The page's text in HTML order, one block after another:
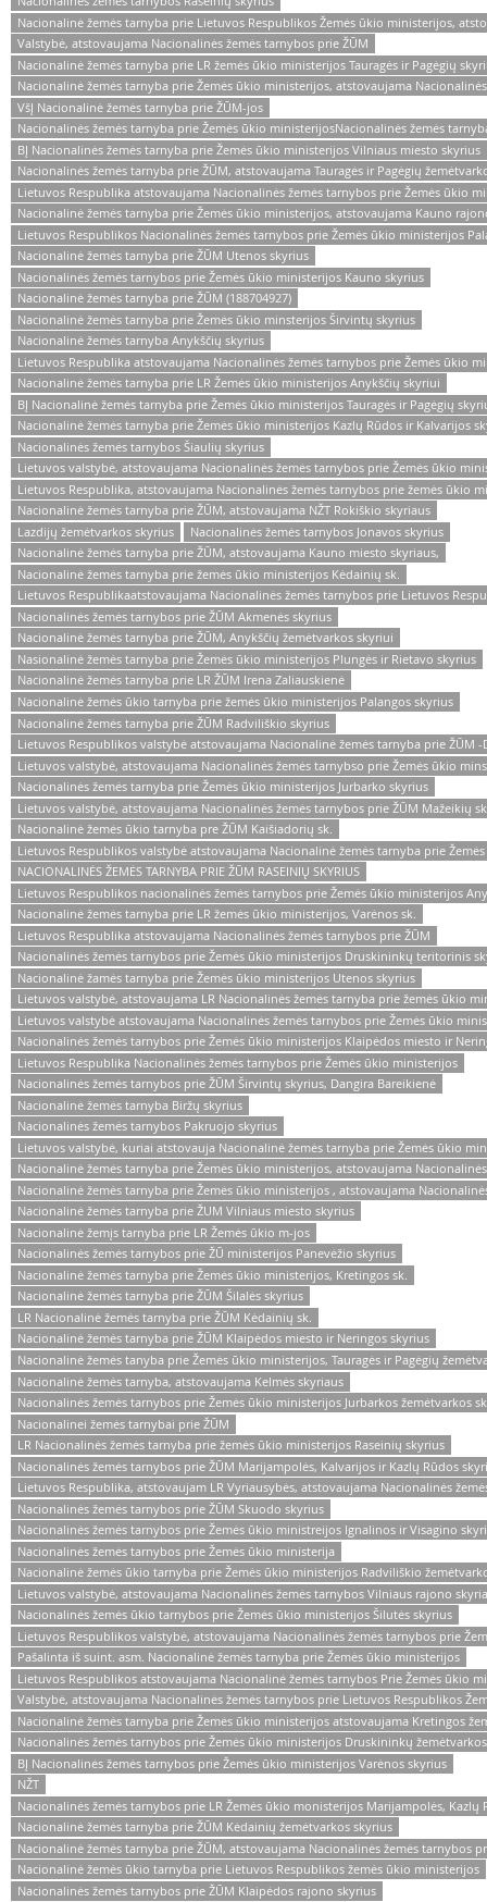
Nacionalinė žemės tarnyba prie Lietuvos Respublikos Žemės ūkio ministerijos,
Valstybė, atstovaujama Nacionalinės žemės tarnybos prie ŽŪM
Nacionalinė žemės tarnyba prie LR žemės ūkio ministerijos Tauragės ir Pagėgių
Nacionalinė žemės tarnyba prie Žemės ūkio ministerijos, atstovaujama
VšĮ Nacionalinė žemės tarnyba prie ŽŪM-jos
Nacionalinės žemės tarnyba prie Žemės ūkio ministerijosNacionalinės žemės
BĮ Nacionalinės žemės tarnyba prie Žemės ūkio ministerijos Vilniaus miesto skyrius
Nacionalinės žemės tarnyba prie ŽŪM, atstovaujama Tauragės ir Pagėgių
Lietuvos Respublika atstovaujama Nacionalinės žemės tarnybos prie Žemės ūkio
Nacionalinė žemės tarnyba prie Žemės ūkio ministerijos, atstovaujama Kauno
Lietuvos Respublikos Nacionalinės žemės tarnybos prie Žemės ūkio ministerijos
Nacionalinė žemės tarnyba prie ŽŪM Utenos skyrius
Nacionalinės žemės tarnybos prie Žemės ūkio ministerijos Kauno skyrius
Nacionalinė žemės tarnyba prie ŽŪM (188704927)
Nacionalinė žemės tarnyba prie Žemės ūkio minsterijos Širvintų skyrius
Nacionalinė žemės tarnyba Anykščių skyrius
Lietuvos Respublika atstovaujama Nacionalinės žemės tarnybos prie Žemės ūkio
Nacionalinė žemės tarnyba prie LR Žemės ūkio ministerijos Anykščių skyriui
BĮ Nacionalinė žemės tarnyba prie Žemės ūkio ministerijos Tauragės ir Pagėgių
Nacionalinė žemės tarnyba prie Žemės ūkio ministerijos Kazlų Rūdos ir Kalvarijos
Nacionalinės žemės tarnybos Šiaulių skyrius
Lietuvos valstybė, atstovaujama Nacionalinės žemės tarnybos prie Žemės ūkio
Lietuvos Respublika, atstovaujama Nacionalinės žemės tarnybos prie žemės ūkio
Nacionalinė žemės tarnyba prie ŽŪM, atstovaujama NŽT Rokiškio skyriaus
Lazdijų žemėtvarkos skyrius
Nacionalinės žemės tarnybos Jonavos skyrius
Nacionalinė žemės tarnyba prie ŽŪM, atstovaujama Kauno miesto skyriaus,
Nacionalinė žemės tarnyba prie žemės ūkio ministerijos Kėdainių sk.
Lietuvos Respublikaatstovaujama Nacionalinės žemės tarnybos prie Lietuvos
Nacionalinės žemės tarnybos prie ŽŪM Akmenės skyrius
Nacionalinė žemės tarnyba prie ŽŪM, Anykščių žemėtvarkos skyriui
Nasionalinė žemės tarnyba prie Žemės ūkio ministerijos Plungės ir Rietavo skyrius
Nacionalinė žemės tarnyba prie LR ŽŪM Irena Zaliauskienė
Nacionalinė žemės ūkio tarnyba prie žemės ūkio ministerijos Palangos skyrius
Nacionalinė žemės tarnyba prie ŽŪM Radviliškio skyrius
Lietuvos Respublikos valstybė atstovaujama Nacionalinė žemės tarnyba prie ŽŪM
Lietuvos valstybė, atstovaujama Nacionalinės žemės tarnybso prie Žemės ūkio
Nacionalinės žemės tarnyba prie Žemės ūkio ministerijos Jurbarko skyrius
Lietuvos valstybė, atstovaujama Nacionalinės žemės tarnybos prie ŽŪM Mažeikių
Nacionalinė žemės ūkio tarnyba pre ŽŪM Kaišiadorių sk.
Lietuvos Respublikos valstybė atstovaujama Nacionalinė žemės tarnyba prie
NACIONALINĖS ŽEMĖS TARNYBA PRIE ŽŪM RASEINIŲ SKYRIUS
Lietuvos Respublikos nacionalinės žemės tarnybos prie Žemės ūkio ministerijos
Nacionalinė žemės tarnyba prie LR žemės ūkio ministerijos, Varėnos sk.
Lietuvos Respublika atstovaujama Nacionalinės žemės tarnybos prie ŽŪM
Nacionalinės žemės tarnybos prie Žemės ūkio ministerijos Druskininkų teritorinis
Nacionalinė žamės tarnyba prie Žemės ūkio ministerijos Utenos skyrius
Lietuvos valstybė, atstovaujama LR Nacionalinės žemės tarnyba prie žemės ūkio
Lietuvos valstybė atstovaujama Nacionalinės žemės tarnybos prie Žemės ūkio
Nacionalinės žemės tarnybos prie Žemės ūkio ministerijos Klaipėdos miesto ir
Lietuvos Respublika Nacionalinės žemės tarnybos prie Žemės ūkio ministerijos
Nacionalinės žemės tarnybos prie ŽŪM Širvintų skyrius, Dangira Bareikienė
Nacionalinė žemės tarnyba Biržų skyrius
Nacionalinės žemės tarnybos Pakruojo skyrius
Lietuvos valstybė, kuriai atstovauja Nacionalinė žemės tarnyba prie Žemės ūkio
Nacionalinė žemės tarnyba prie Žemės ūkio ministerijos, atstovaujama
Nacionalinė žemės tarnyba prie Žemės ūkio ministerijos , atstovaujama
Nacionalinė žemės tarnyba prie ŽUM Vilniaus miesto skyrius
Nacionalinė žemįs tarnyba prie LR Žemės ūkio m-jos
Nacionalinės žemės tarnybos prie ŽŪ ministerijos Panevėžio skyrius
Nacionalinė žemės tarnyba prie Žemės ūkio ministerijos, Kretingos sk.
Nacionalinė žemės tarnyba prie ŽŪM Šilalės skyrius
LR Nacionalinė žemės tarnyba prie ŽŪM Kėdainių sk.
Nacionalinė žemės tarnyba prie ŽŪM Klaipėdos miesto ir Neringos skyrius
Nacionalinė žemės tanyba prie Žemės ūkio ministerijos, Tauragės ir Pagėgių
Nacionalinė žemės tarnyba, atstovaujama Kelmės skyriaus
Nacionalinės žemės tarnybos prie Žemės ūkio ministerijos Jurbarkos žemėtvarkos
Nacionalinei žemės tarnybai prie ŽŪM
LR Nacionalinės žemės tarnyba prie žemės ūkio ministerijos Raseinių skyrius
Nacionalinės žemės tarnybos prie ŽŪM Marijampolės, Kalvarijos ir Kazlų Rūdos
Lietuvos Respublika, atstovaujam LR Vyriausybės, atstovaujama Nacionalinės
Nacionalinės žemės tarnybos prie ŽŪM Skuodo skyrius
Nacionalinės žemės tarnybos prie Žemės ūkio ministreijos Ignalinos ir Visagino
Nacionalinės žemės tarnybos prie Žemės ūkio ministerija
Nacionalinė žemės ūkio tarnyba prie Žemės ūkio ministerijos Radviliškio
Lietuvos valstybė, atstovaujama Nacionalinės žemės tarnybos Vilniaus rajono
Nacionalinės žemės ūkio tarnybos prie Žemės ūkio ministerijos Šilutės skyrius
Lietuvos Respublikos valstybė, atstovaujama Nacionalinės žemės tarnybos prie
Pašalinta iš suint. asm. Nacionalinė žemės tarnyba prie Žemės ūkio ministerijos
Lietuvos Respublikos atstovaujama Nacionalinė žemės tarnybos Prie Žemės ūkio
Valstybė, atstovaujama Nacionalinės žemės tarnybos prie Lietuvos Respublikos
Nacionalinė žemės tarnyba prie Žemės ūkio ministerijos atstovaujama Kretingos
Nacionalinės žemės tarnybos prie Žemės ūkio ministerijos Druskininkų
BĮ Nacionalinės žemės tarnybos prie Žemės ūkio ministerijos Varėnos skyrius
NŽT
Nacionalinės žemės tarnybos prie LR Žemės ūkio monisterijos Marijampolės, Kazlų
Nacionalinė žemės tarnyba prie ŽŪM Kėdainių žemėtvarkos skyrius
Nacionalinė žemės tarnyba prie ŽŪM, atstovaujama Nacionalinės žemės tarnybos
Nacionalinė žemės ūkio tarnyba prie Lietuvos Respublikos žemės ūkio ministerijos
Nacionalinės žemės tarnybos prie ŽŪM Klaipėdos rajono skyrius